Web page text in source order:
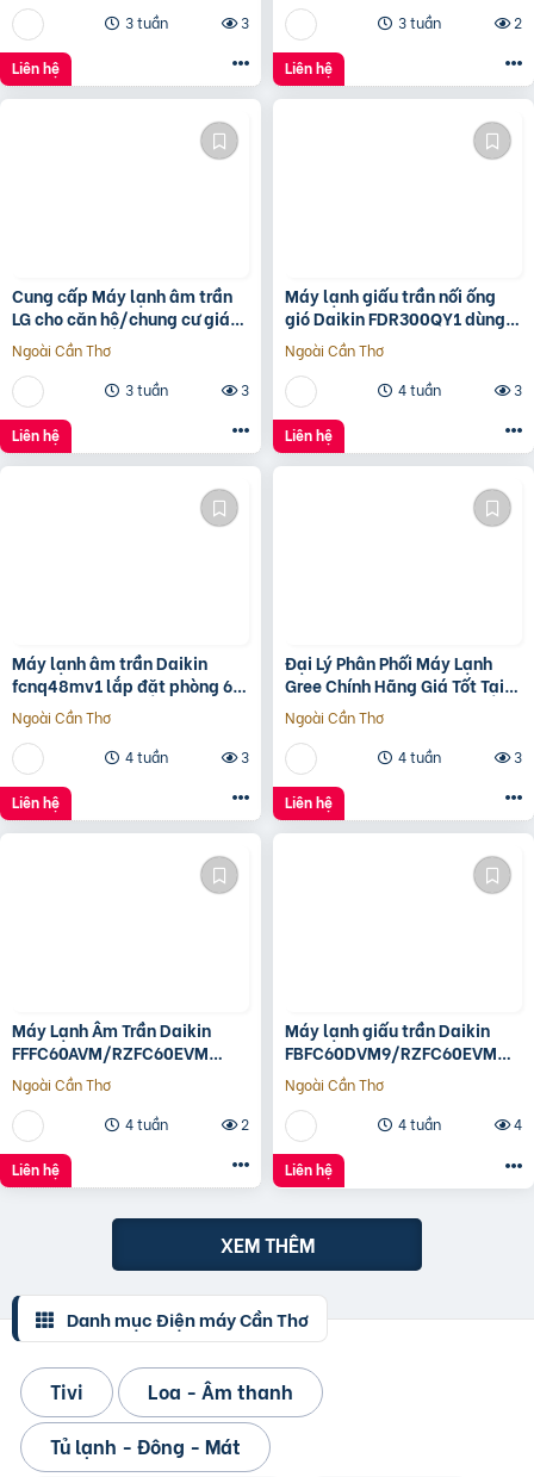
3 tuần
3
Liên hệ
3 tuần
2
Liên hệ
Cung cấp Máy lạnh âm trần
LG cho căn hộ/chung cư giá
đại lý thấp nhất TPHCM
Ngoài Cần Thơ
3 tuần
3
Liên hệ
Máy lạnh giấu trần nối ống
gió Daikin FDR300QY1 dùng
cho nhà xưởng
Ngoài Cần Thơ
4 tuần
3
Liên hệ
Máy lạnh âm trần Daikin
fcnq48mv1 lắp đặt phòng 60
– 70m²
Ngoài Cần Thơ
4 tuần
3
Liên hệ
Đại Lý Phân Phối Máy Lạnh
Gree Chính Hãng Giá Tốt Tại
HCM
Ngoài Cần Thơ
4 tuần
3
Liên hệ
Máy Lạnh Âm Trần Daikin
FFFC60AVM/RZFC60EVM
Inverter
Ngoài Cần Thơ
4 tuần
2
Liên hệ
Máy lạnh giấu trần Daikin
FBFC60DVM9/RZFC60EVM
inverter
Ngoài Cần Thơ
4 tuần
4
Liên hệ
XEM THÊM
Danh mục Điện máy Cần Thơ
Tivi
Loa - Âm thanh
Tủ lạnh - Đông - Mát